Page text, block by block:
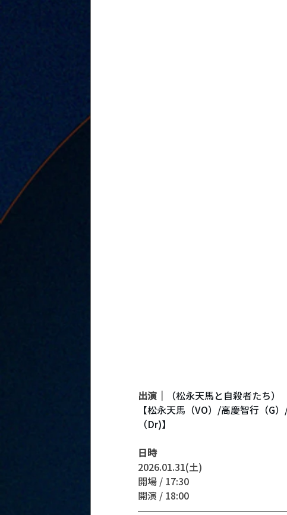
出演｜
（松永天馬と自殺者たち）
【松永天馬（VO）/高慶智行（G
（Dr)】
日時
2026.01.31(土)
開場 / 17:30
開演 / 18:00